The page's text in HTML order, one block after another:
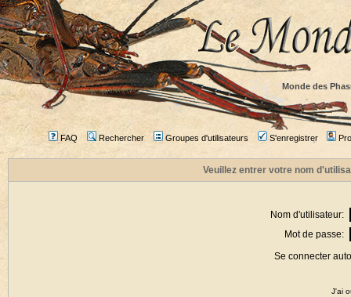
Monde des
FAQ Rechercher Groupes d'utilisateurs S'enregistrer
Veuillez entrer votre nom
Nom d'utilisateur:
Mot de passe:
Se connecter
J'ai